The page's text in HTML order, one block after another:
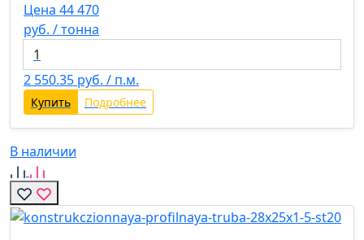
Цена 44 470
руб. / тонна
2 550.35 руб. / п.м.
Купить Подробнее
В наличии